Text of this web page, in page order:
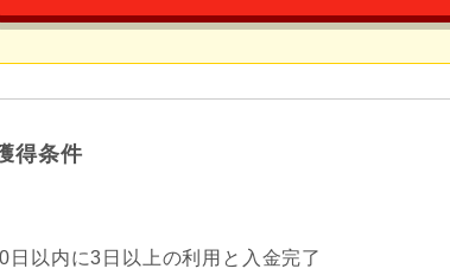
得条件
日以内に3日以上の利用と入金完了